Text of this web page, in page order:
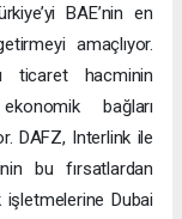
BAE’nin en
amaçlıyor.
ticaret hacminin
bağları
DAFZ, Interlink ile
bu fırsatlardan
işletmelerine Dubai